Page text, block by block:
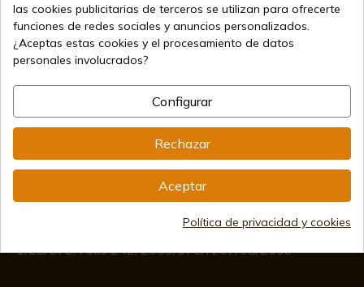
Información
(+34)978 877 088
De lunes a viernes de 09:00 a 15:00
1/28/578, Folio 242, 2003/670/N/07/08/2003
las cookies publicitarias de terceros se utilizan para ofrecerte
funciones de redes sociales y anuncios personalizados.
¿Aceptas estas cookies y el procesamiento de datos
personales involucrados?
Configurar
Rechazar
Aceptar
Política de privacidad y cookies